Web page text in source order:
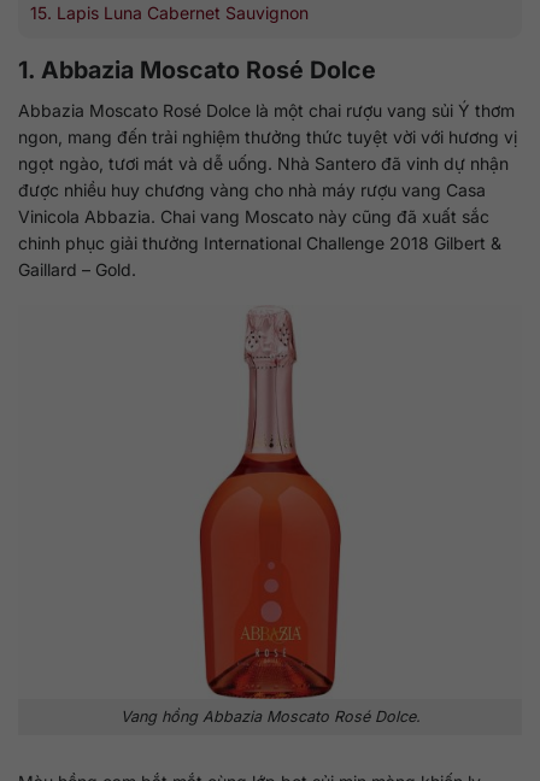
15. Lapis Luna Cabernet Sauvignon
1. Abbazia Moscato Rosé Dolce
Abbazia Moscato Rosé Dolce là một chai rượu vang sủi Ý thơm
ngon, mang đến trải nghiệm thưởng thức tuyệt vời với hương vị
ngọt ngào, tươi mát và dễ uống. Nhà Santero đã vinh dự nhận
được nhiều huy chương vàng cho nhà máy rượu vang Casa
Vinicola Abbazia. Chai vang Moscato này cũng đã xuất sắc
chinh phục giải thưởng International Challenge 2018 Gilbert &
Gaillard – Gold.
Vang hồng Abbazia Moscato Rosé Dolce.